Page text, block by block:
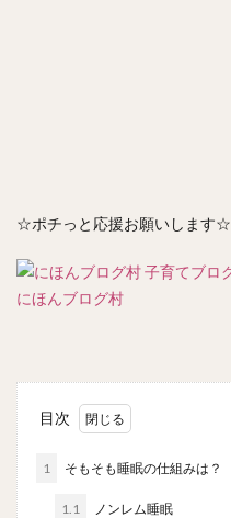
☆ポチっと応援お願いします☆
にほんブログ村
目次
1 そもそも睡眠の仕組みは？
1.1 ノンレム睡眠